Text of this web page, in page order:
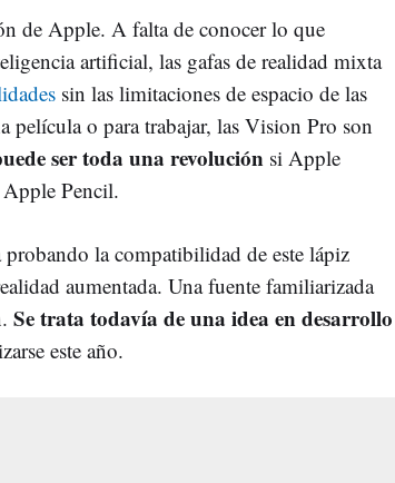
de Apple. A falta de conocer lo que
artificial, las gafas de realidad mixta
sin las limitaciones de espacio de las
película o para trabajar, las Vision Pro son
ser toda una revolución si Apple
Apple Pencil.
probando la compatibilidad de este lápiz
aumentada. Una fuente familiarizada
Se trata todavía de una idea en desarrollo
este año.